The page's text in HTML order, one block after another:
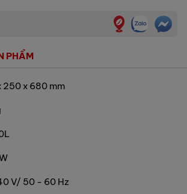
PHẨM
x 680 mm
V/ 50 - 60 Hz